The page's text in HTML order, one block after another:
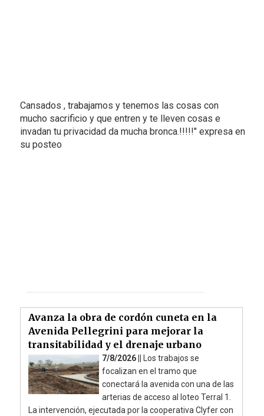
Cansados , trabajamos y tenemos las cosas con
mucho sacrificio y que entren y te lleven cosas e
invadan tu privacidad da mucha bronca.!!!!!" expresa en
su posteo
Avanza la obra de cordón cuneta en la
Avenida Pellegrini para mejorar la
transitabilidad y el drenaje urbano
7/8/2026 ||
Los trabajos se
focalizan en el tramo que
conectará la avenida con una de las
arterias de acceso al loteo Terral 1.
La intervención, ejecutada por la cooperativa Clyfer con